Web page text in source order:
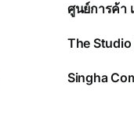
ศูนย์การค้า
The Studio
Singha